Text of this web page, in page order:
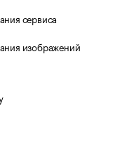
сервиса
изображений